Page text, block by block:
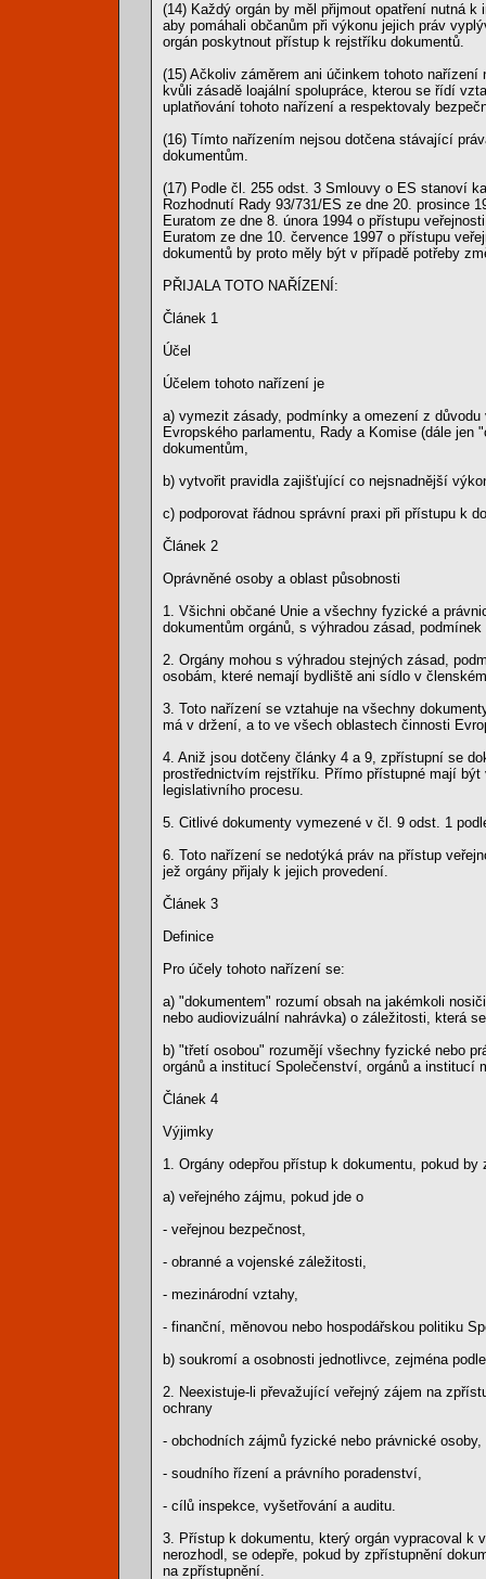
(14) Každý orgán by měl přijmout opatření nutná
aby pomáhali občanům při výkonu jejich práv
orgán poskytnout přístup k rejstříku dokumentů.
(15) Ačkoliv záměrem ani účinkem tohoto
kvůli zásadě loajální spolupráce, kterou se řídí
uplatňování tohoto nařízení a respektovaly
(16) Tímto nařízením nejsou dotčena stávající
dokumentům.
(17) Podle čl. 255 odst. 3 Smlouvy o ES stanoví
Rozhodnutí Rady 93/731/ES ze dne 20. prosince
Euratom ze dne 8. února 1994 o přístupu
Euratom ze dne 10. července 1997 o přístupu
dokumentů by proto měly být v případě potřeby
PŘIJALA TOTO NAŘÍZENÍ:
Článek 1
Účel
Účelem tohoto nařízení je
a) vymezit zásady, podmínky a omezení z
Evropského parlamentu, Rady a Komise (dále
dokumentům,
b) vytvořit pravidla zajišťující co nejsnadnější
c) podporovat řádnou správní praxi při přístupu k
Článek 2
Oprávněné osoby a oblast působnosti
1. Všichni občané Unie a všechny fyzické a
dokumentům orgánů, s výhradou zásad,
2. Orgány mohou s výhradou stejných zásad,
osobám, které nemají bydliště ani sídlo v
3. Toto nařízení se vztahuje na všechny
má v držení, a to ve všech oblastech činnosti
4. Aniž jsou dotčeny články 4 a 9, zpřístupní se
prostřednictvím rejstříku. Přímo přístupné mají být
legislativního procesu.
5. Citlivé dokumenty vymezené v čl. 9 odst. 1
6. Toto nařízení se nedotýká práv na přístup
jež orgány přijaly k jejich provedení.
Článek 3
Definice
Pro účely tohoto nařízení se:
a) "dokumentem" rozumí obsah na jakémkoli
nebo audiovizuální nahrávka) o záležitosti, která
b) "třetí osobou" rozumějí všechny fyzické nebo
orgánů a institucí Společenství, orgánů a institucí
Článek 4
Výjimky
1. Orgány odepřou přístup k dokumentu, pokud
a) veřejného zájmu, pokud jde o
- veřejnou bezpečnost,
- obranné a vojenské záležitosti,
- mezinárodní vztahy,
- finanční, měnovou nebo hospodářskou politiku
b) soukromí a osobnosti jednotlivce, zejména
2. Neexistuje-li převažující veřejný zájem na
ochrany
- obchodních zájmů fyzické nebo právnické
- soudního řízení a právního poradenství,
- cílů inspekce, vyšetřování a auditu.
3. Přístup k dokumentu, který orgán vypracoval k
nerozhodl, se odepře, pokud by zpřístupnění
na zpřístupnění.